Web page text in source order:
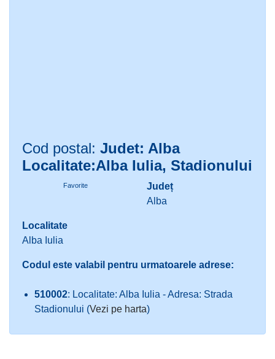
Cod postal: Judet: Alba
Localitate:Alba Iulia, Stadionului
Favorite
Județ
Alba
Localitate
Alba Iulia
Codul este valabil pentru urmatoarele adrese:
510002: Localitate: Alba Iulia - Adresa: Strada
Stadionului (Vezi pe harta)